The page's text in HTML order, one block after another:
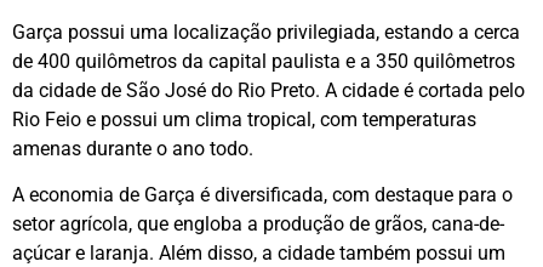
Garça possui uma localização privilegiada, estando a cerca
de 400 quilômetros da capital paulista e a 350 quilômetros
da cidade de São José do Rio Preto. A cidade é cortada pelo
Rio Feio e possui um clima tropical, com temperaturas
amenas durante o ano todo.
A economia de Garça é diversificada, com destaque para o
setor agrícola, que engloba a produção de grãos, cana-de-
açúcar e laranja. Além disso, a cidade também possui um